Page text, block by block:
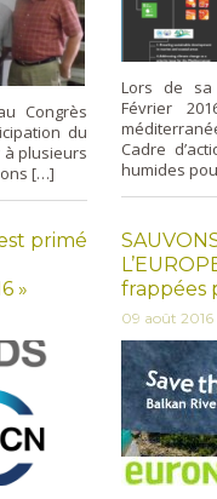
Congrès
du
à plusieurs
[…]
Lors de sa
Février
Cadre
humides
primé
»
frappées
09 août 2016